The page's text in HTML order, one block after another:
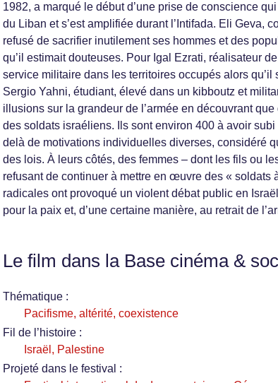
1982, a marqué le début d’une prise de conscience
du Liban et s’est amplifiée durant l’Intifada. Eli Geva,
refusé de sacrifier inutilement ses hommes et des
qu’il estimait douteuses. Pour Igal Ezrati, réalisateur
service militaire dans les territoires occupés alors
Sergio Yahni, étudiant, élevé dans un kibboutz et
illusions sur la grandeur de l’armée en découvrant
des soldats israéliens. Ils sont environ 400 à avoir
delà de motivations individuelles diverses, considéré
des lois. À leurs côtés, des femmes – dont les fils ou
refusant de continuer à mettre en œuvre des « soldats
radicales ont provoqué un violent débat public en
pour la paix et, d’une certaine manière, au retrait de
Le film dans la Base cinéma &
Thématique :
Pacifisme, altérité, coexistence
Fil de l’histoire :
Israël, Palestine
Projeté dans le festival :